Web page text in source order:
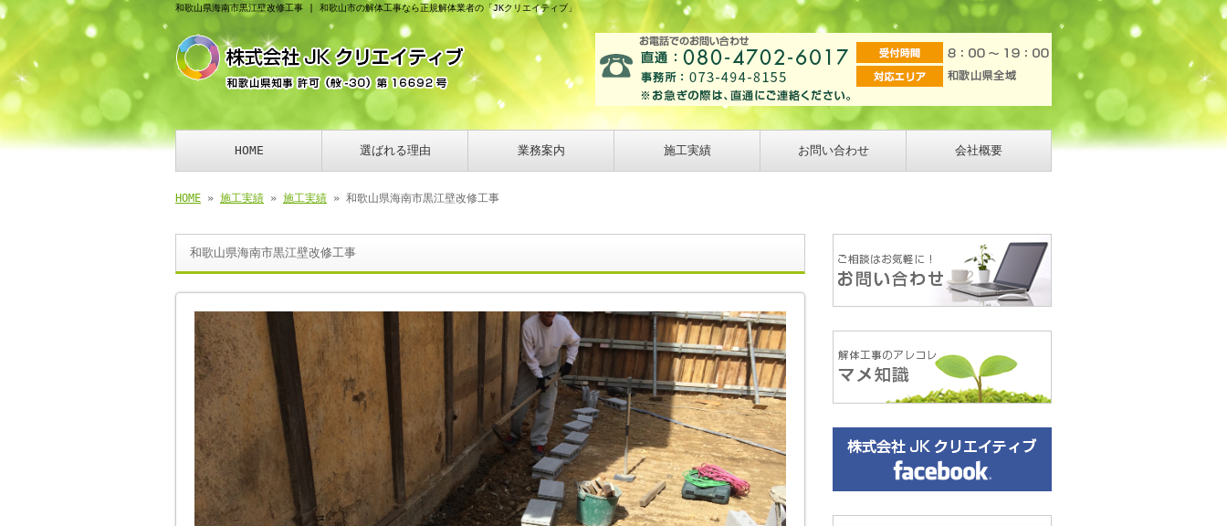
和歌山県海南市黒江壁改修工事 | 和歌山市の解体工事なら正規解体業者の「JKクリエイティブ」
HOME 選ばれる理由 業務案内 施工実績 お問い合わせ 会社概要
HOME » 施工実績 » 施工実績 » 和歌山県海南市黒江壁改修工事
和歌山県海南市黒江壁改修工事